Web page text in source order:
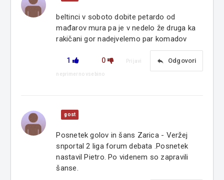
beltinci v soboto dobite petardo od
mađarov mura pa je v nedelo že druga ka
rakičani gor nadejvelemo par komadov
1 0 reply Odgovori
Prijavi
neprimerno vsebino
gost
Posnetek golov in šans Zarica - Veržej
snportal 2 liga forum debata .Posnetek
nastavil Pietro. Po videnem so zapravili
šanse.